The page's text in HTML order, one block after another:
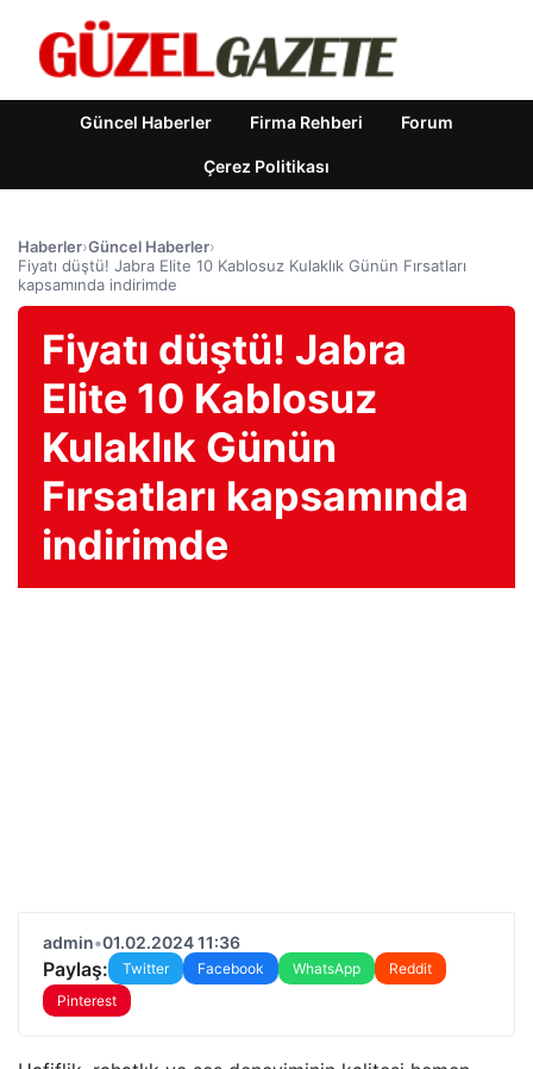
Güncel Haberler Firma Rehberi Forum
Çerez Politikası
Haberler›Güncel Haberler›
Fiyatı düştü! Jabra Elite 10 Kablosuz Kulaklık Günün Fırsatları
kapsamında indirimde
Fiyatı düştü! Jabra
Elite 10 Kablosuz
Kulaklık Günün
Fırsatları kapsamında
indirimde
admin•01.02.2024 11:36
Paylaş: Twitter Facebook WhatsApp
Reddit
Pinterest